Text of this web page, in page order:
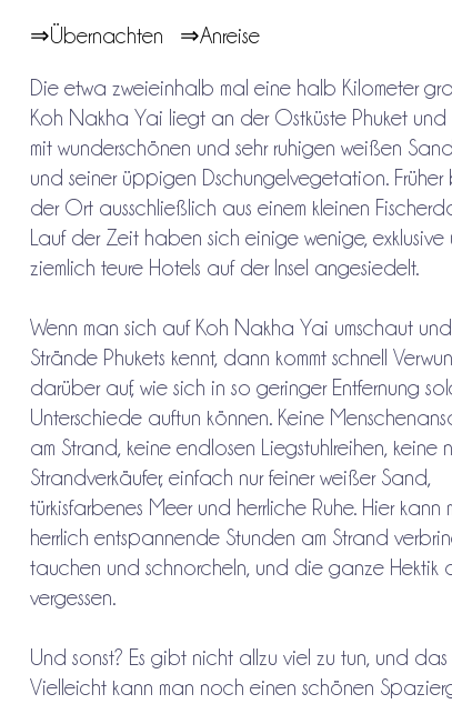
⇒Übernachten ⇒Anreise
Die etwa zweieinhalb mal eine halb Kilometer
Koh Nakha Yai liegt an der Ostküste Phuket
mit wunderschönen und sehr ruhigen weißen
und seiner üppigen Dschungelvegetation. Früher
der Ort ausschließlich aus einem kleinen
Lauf der Zeit haben sich einige wenige, exklusive
ziemlich teure Hotels auf der Insel angesiedelt.
Wenn man sich auf Koh Nakha Yai umschaut
Strände Phukets kennt, dann kommt schnell
darüber auf, wie sich in so geringer Entfernung
Unterschiede auftun können. Keine
am Strand, keine endlosen Liegstuhlreihen, keine
Strandverkäufer, einfach nur feiner weißer Sand,
türkisfarbenes Meer und herrliche Ruhe. Hier kann
herrlich entspannende Stunden am Strand
tauchen und schnorcheln, und die ganze Hektik
vergessen.
Und sonst? Es gibt nicht allzu viel zu tun, und das
Vielleicht kann man noch einen schönen